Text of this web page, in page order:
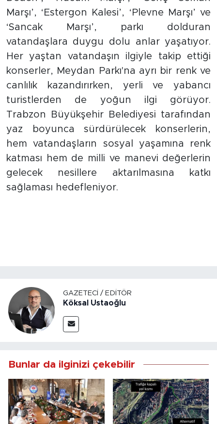
Marşı’, ‘Estergon Kalesi’, ‘Plevne Marşı’ ve
‘Sancak Marşı’, parkı dolduran
vatandaşlara duygu dolu anlar yaşatıyor.
Her yaştan vatandaşın ilgiyle takip ettiği
konserler, Meydan Parkı'na ayrı bir renk ve
canlılık kazandırırken, yerli ve yabancı
turistlerden de yoğun ilgi görüyor.
Trabzon Büyükşehir Belediyesi tarafından
yaz boyunca sürdürülecek konserlerin,
hem vatandaşların sosyal yaşamına renk
katması hem de milli ve manevi değerlerin
gelecek nesillere aktarılmasına katkı
sağlaması hedefleniyor.
GAZETECI / EDITÖR
Köksal Ustaoğlu
Bunlar da ilginizi çekebilir